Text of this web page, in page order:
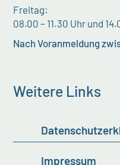
Freitag:
08.00 – 11.30 Uhr und
Nach Voranmeldung
Weitere Links
Impressum